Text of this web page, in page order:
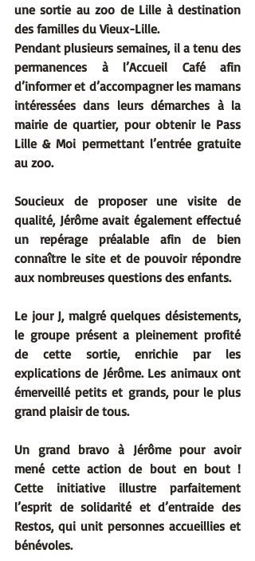
une sortie au zoo de Lille à destination
des familles du Vieux-Lille.
Pendant plusieurs semaines, il a tenu des
permanences à l’Accueil Café afin
d’informer et d’accompagner les mamans
intéressées dans leurs démarches à la
mairie de quartier, pour obtenir le Pass
Lille & Moi permettant l’entrée gratuite
au zoo.
Soucieux de proposer une visite de
qualité, Jérôme avait également effectué
un repérage préalable afin de bien
connaître le site et de pouvoir répondre
aux nombreuses questions des enfants.
Le jour J, malgré quelques désistements,
le groupe présent a pleinement profité
de cette sortie, enrichie par les
explications de Jérôme. Les animaux ont
émerveillé petits et grands, pour le plus
grand plaisir de tous.
Un grand bravo à Jérôme pour avoir
Cette initiative illustre parfaitement
l’esprit de solidarité et d’entraide des
Restos, qui unit personnes accueillies et
bénévoles.